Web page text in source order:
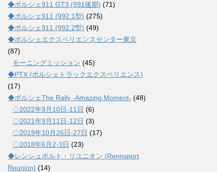
◆ポルシェ911 GT3 (991後期) (71)
◆ポルシェ911 (992.1型) (275)
◆ポルシェ911 (992.2型) (49)
◆ポルシェエクスペリエンスセンター東京
(87)
モーニングミッション (45)
◆PTX (ポルシェトラックエクスペリエンス)
(17)
◆ポルシェThe Rally -Amazing Moment- (48)
◇2022年9月10日-11日 (6)
◇2021年9月11日-12日 (3)
◇2019年10月26日-27日 (17)
◇2018年6月2-3日 (23)
◆レンシュポルト・リユニオン (Rennsport
Reunion) (14)